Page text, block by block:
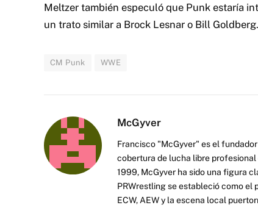
Meltzer también especuló que Punk estaría
un trato similar a Brock Lesnar o Bill Goldberg.
CM Punk WWE
McGyver
Francisco "McGyver" es el
cobertura de lucha libre
1999, McGyver ha sido una figura
PRWrestling se estableció como el
ECW, AEW y la escena local